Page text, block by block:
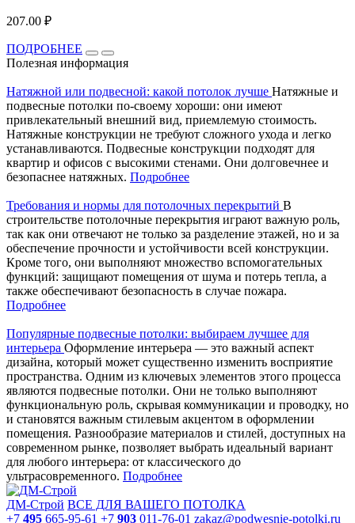
207.00 ₽
ПОДРОБНЕЕ
Полезная информация
Натяжной или подвесной: какой потолок лучше Натяжные и
подвесные потолки по-своему хороши: они имеют
привлекательный внешний вид, приемлемую стоимость.
Натяжные конструкции не требуют сложного ухода и легко
устанавливаются. Подвесные конструкции подходят для
квартир и офисов с высокими стенами. Они долговечнее и
безопаснее натяжных. Подробнее
Требования и нормы для потолочных перекрытий В
строительстве потолочные перекрытия играют важную роль,
так как они отвечают не только за разделение этажей, но и за
обеспечение прочности и устойчивости всей конструкции.
Кроме того, они выполняют множество вспомогательных
функций: защищают помещения от шума и потерь тепла, а
также обеспечивают безопасность в случае пожара.
Подробнее
Популярные подвесные потолки: выбираем лучшее для
интерьера Оформление интерьера — это важный аспект
дизайна, который может существенно изменить восприятие
пространства. Одним из ключевых элементов этого процесса
являются подвесные потолки. Они не только выполняют
функциональную роль, скрывая коммуникации и проводку, но
и становятся важным стилевым акцентом в оформлении
помещения. Разнообразие материалов и стилей, доступных на
современном рынке, позволяет выбрать идеальный вариант
для любого интерьера: от классического до
ультрасовременного. Подробнее
ДМ-Строй ВСЕ ДЛЯ ВАШЕГО ПОТОЛКА
+7 495 665-95-61 +7 903 011-76-01 zakaz@podwesnie-potolki.ru